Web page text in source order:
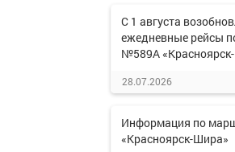
С 1 августа
ежедневные рейсы
№589А
28.07.2026
Информация по
«Красноярск-Шира»